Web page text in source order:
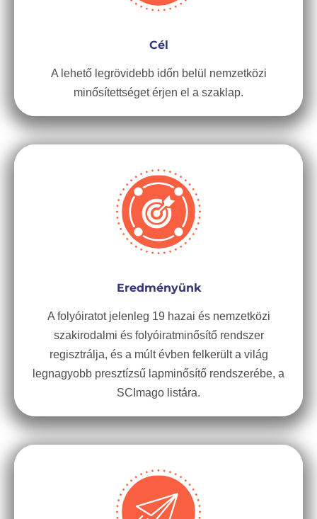
Cél
A lehető legrövidebb időn belül nemzetközi
minősítettséget érjen el a szaklap.
Eredményünk
A folyóiratot jelenleg 19 hazai és nemzetközi
szakirodalmi és folyóiratminősítő rendszer
regisztrálja, és a múlt évben felkerült a világ
legnagyobb presztízsű lapminősítő rendszerébe, a
SCImago listára.